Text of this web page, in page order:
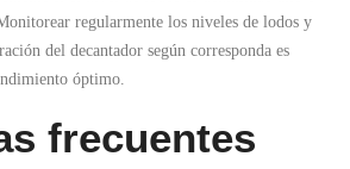
regularmente los niveles de lodos y
del decantador según corresponda es
óptimo.
frecuentes